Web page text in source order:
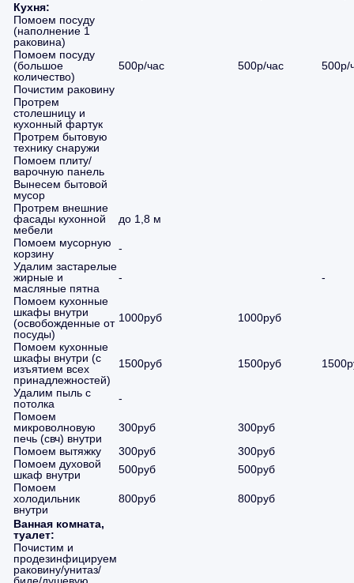
Кухня:
Помоем посуду
(наполнение 1
раковина)
Помоем посуду
(большое
количество)
500р/час 500р/час
500р/
Почистим раковину
Протрем
столешницу и
кухонный фартук
Протрем бытовую
технику снаружи
Помоем плиту/
варочную панель
Вынесем бытовой
мусор
Протрем внешние
фасады кухонной
мебели
до 1,8 м
Помоем мусорную
корзину
-
Удалим застарелые
жирные и
масляные пятна
-
-
Помоем кухонные
шкафы внутри
(освобожденные от
посуды)
1000руб 1000руб
Помоем кухонные
шкафы внутри (с
изъятием всех
принадлежностей)
1500руб 1500руб
Удалим пыль с
потолка
-
Помоем
микроволновую
печь (свч) внутри
300руб
300руб
Помоем вытяжку
300руб
300руб
Помоем духовой
шкаф внутри
500руб
500руб
Помоем
холодильник
внутри
800руб
800руб
Ванная комната,
туалет:
Почистим и
продезинфицируем
раковину/унитаз/